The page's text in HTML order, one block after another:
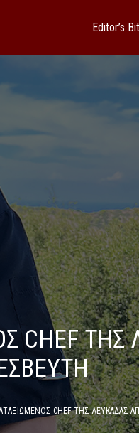
Editor’s
CHEF ΤΗΣ ΛΕΥΚΑΔΑΣ